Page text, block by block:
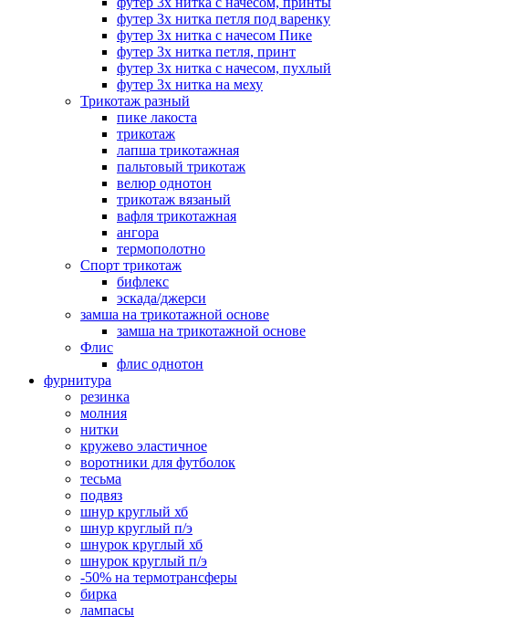
футер 3х нитка петля под варенку
футер 3х нитка с начесом Пике
футер 3х нитка петля, принт
футер 3х нитка с начесом, пухлый
футер 3х нитка на меху
Трикотаж разный
пике лакоста
трикотаж
лапша трикотажная
пальтовый трикотаж
велюр однотон
трикотаж вязаный
вафля трикотажная
ангора
термополотно
Спорт трикотаж
бифлекс
эскада/джерси
замша на трикотажной основе
замша на трикотажной основе
Флис
флис однотон
фурнитура
резинка
молния
нитки
кружево эластичное
воротники для футболок
тесьма
подвяз
шнур круглый хб
шнур круглый п/э
шнурок круглый хб
шнурок круглый п/э
-50% на термотрансферы
бирка
лампасы